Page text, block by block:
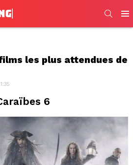
les plus attendues de
6